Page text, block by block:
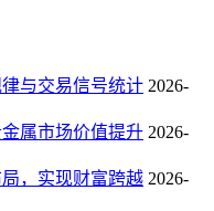
与交易信号统计 2026-
属市场价值提升 2026-
，实现财富跨越 2026-